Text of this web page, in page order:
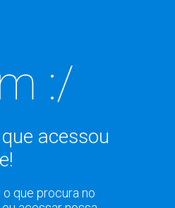
:/
acessou
que procura no